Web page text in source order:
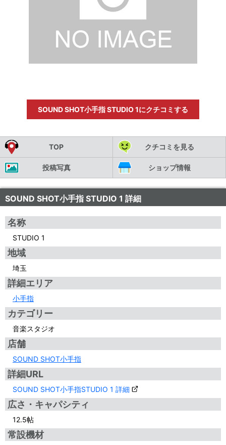
SOUND SHOT小手指 STUDIO 1にクチコミする
TOP クチコミを見る
投稿写真 ショップ情報
SOUND SHOT小手指 STUDIO 1 詳細
名称
STUDIO 1
地域
埼玉
詳細エリア
小手指
カテゴリー
音楽スタジオ
店舗
SOUND SHOT小手指
詳細URL
SOUND SHOT小手指STUDIO 1 詳細
広さ・キャパシティ
12.5帖
常設機材